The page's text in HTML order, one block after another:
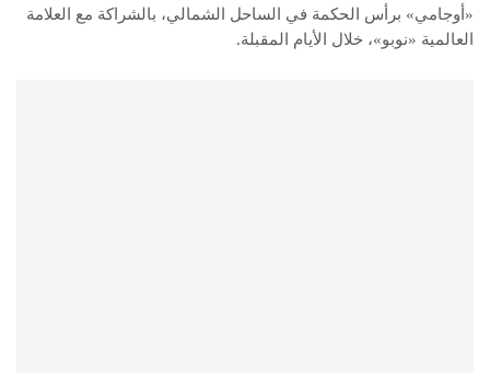
«أوجامي» برأس الحكمة في الساحل الشمالي، بالشراكة مع العلامة
العالمية «نوبو»، خلال الأيام المقبلة.